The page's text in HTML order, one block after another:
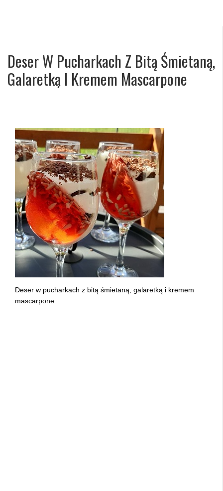
Deser W Pucharkach Z Bitą Śmietaną,
Galaretką I Kremem Mascarpone
Deser w pucharkach z bitą śmietaną, galaretką i kremem
mascarpone